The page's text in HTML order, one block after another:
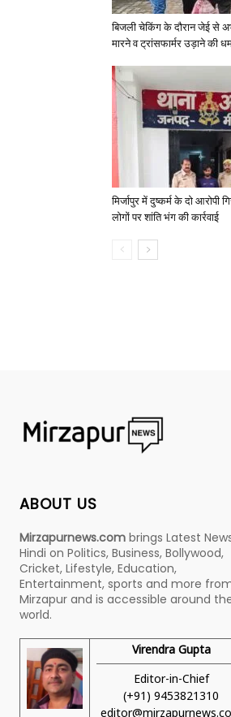
बिजली चेकिंग के दौरान जेई से
मारने व ट्रांसफार्मर उड़ाने की
मिर्जापुर में दुष्कर्म के दो आरोपी
लोगों पर शांति भंग की कार्रवाई
ABOUT US
Mirzapurnews.com brings Latest
Hindi on Politics, Business, Bollywood,
Cricket, Lifestyle, Education,
Entertainment, sports and more
Mirzapur and is accessible around
world.
Virendra Gupta
Editor-in-Chief
(+91) 9453821310